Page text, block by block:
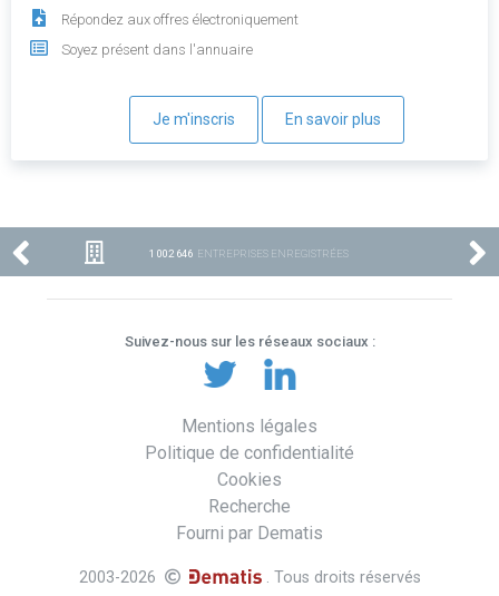
Répondez aux offres électroniquement
Soyez présent dans l'annuaire
Je m'inscris En savoir plus
1 002 646 ENTREPRISES ENREGISTRÉES
Suivez-nous sur les réseaux sociaux :
Mentions légales
Politique de confidentialité
Cookies
Recherche
Fourni par Dematis
2003-2026 . Tous droits réservés